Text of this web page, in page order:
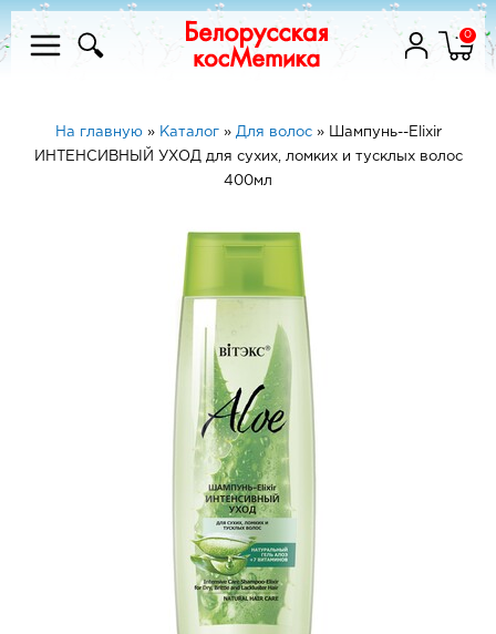
0
На главную» Каталог» Для волос»
Шампунь--Elixir
ИНТЕНСИВНЫЙ УХОД для сухих, ломких и тусклых волос
400мл